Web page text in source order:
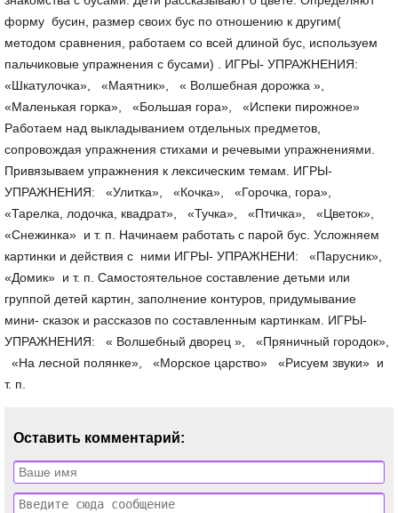
форму бусин, размер своих бус по отношению к другим(
методом сравнения, работаем со всей длиной бус, используем
пальчиковые упражнения с бусами) . ИГРЫ- УПРАЖНЕНИЯ:
«Шкатулочка», «Маятник», « Волшебная дорожка »,
«Маленькая горка», «Большая гора», «Испеки пирожное»
Работаем над выкладыванием отдельных предметов,
сопровождая упражнения стихами и речевыми упражнениями.
Привязываем упражнения к лексическим темам. ИГРЫ-
УПРАЖНЕНИЯ: «Улитка», «Кочка», «Горочка, гора»,
«Тарелка, лодочка, квадрат», «Тучка», «Птичка», «Цветок»,
«Снежинка» и т. п. Начинаем работать с парой бус. Усложняем
картинки и действия с ними ИГРЫ- УПРАЖНЕНИ: «Парусник»,
«Домик» и т. п. Самостоятельное составление детьми или
группой детей картин, заполнение контуров, придумывание
мини- сказок и рассказов по составленным картинкам. ИГРЫ-
УПРАЖНЕНИЯ: « Волшебный дворец », «Пряничный городок»,
«На лесной полянке», «Морское царство» «Рисуем звуки» и
т. п.
Оставить комментарий: